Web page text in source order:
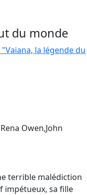
du monde
la légende du
Owen,John
terrible malédiction
impétueux, sa fille